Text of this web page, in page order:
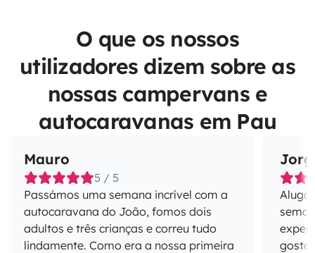
O que os nossos
utilizadores dizem sobre as
nossas campervans e
autocaravanas em Pau
Mauro
5 / 5
Passámos uma semana incrível com a
autocaravana do João, fomos dois
adultos e três crianças e correu tudo
lindamente. Como era a nossa primeira
gostar ou não.